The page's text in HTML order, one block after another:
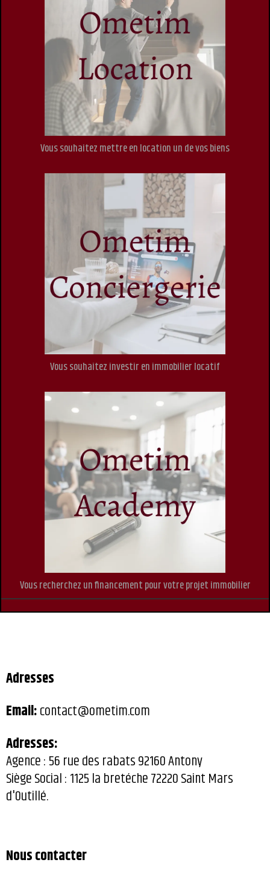
Vous souhaitez mettre en location un de vos biens
Vous souhaitez investir en immobilier locatif
Vous recherchez un financement pour votre projet immobilier
Adresses
Email:contact@ometim.com
Adresses:
Agence : 56 rue des rabats 92160 Antony
Siège Social : 1125 la bretéche 72220 Saint Mars
d'Outillé.
Nous contacter